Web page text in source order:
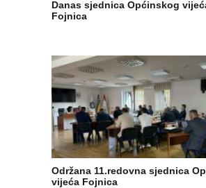
Danas sjednica Općinskog
Fojnica
Održana 11.redovna sjednica
vijeća Fojnica